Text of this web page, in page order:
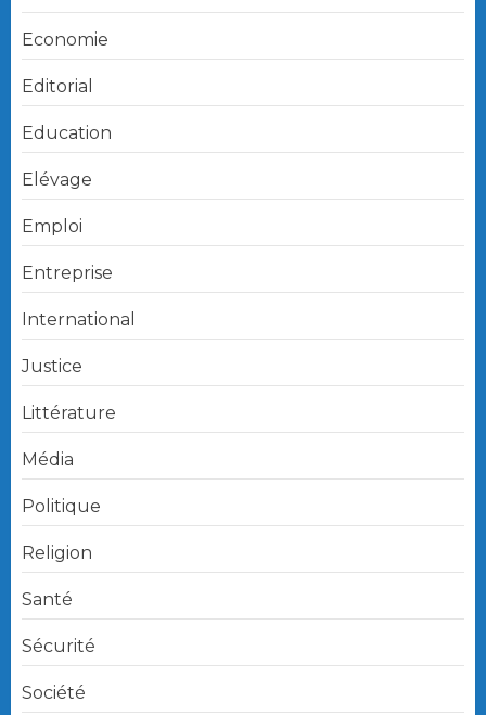
Economie
Editorial
Education
Elévage
Emploi
Entreprise
International
Justice
Littérature
Média
Politique
Religion
Santé
Sécurité
Société